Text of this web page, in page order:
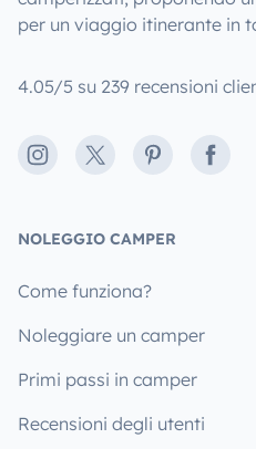
per un viaggio itinerante in
4.05/5 su 239 recensioni
Instagram
X Pinterest
NOLEGGIO CAMPER
Come funziona?
Noleggiare un camper
Primi passi in camper
Recensioni degli utenti